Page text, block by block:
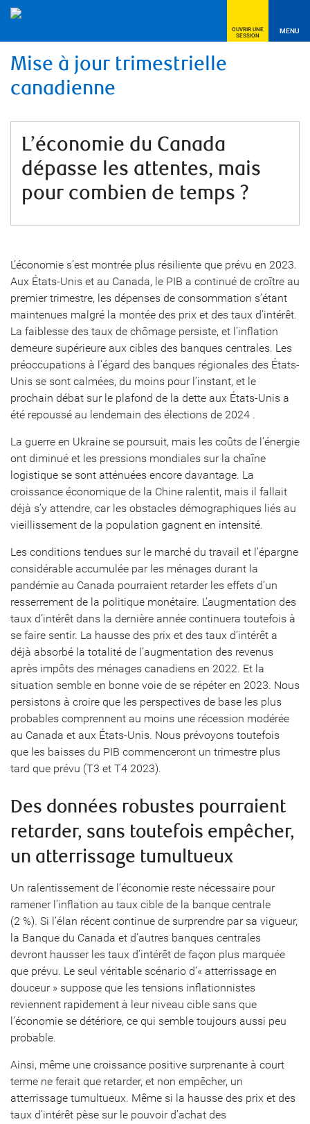
OUVRIR UNE
SESSION
MENU
Mise à jour trimestrielle
canadienne
L’économie du Canada
dépasse les attentes, mais
pour combien de temps ?
L’économie s’est montrée plus résiliente que prévu en 2023.
Aux États-Unis et au Canada, le PIB a continué de croître au
premier trimestre, les dépenses de consommation s’étant
maintenues malgré la montée des prix et des taux d’intérêt.
La faiblesse des taux de chômage persiste, et l’inflation
demeure supérieure aux cibles des banques centrales. Les
préoccupations à l’égard des banques régionales des États-
Unis se sont calmées, du moins pour l’instant, et le
prochain débat sur le plafond de la dette aux États-Unis a
été repoussé au lendemain des élections de 2024 .
La guerre en Ukraine se poursuit, mais les coûts de l’énergie
ont diminué et les pressions mondiales sur la chaîne
logistique se sont atténuées encore davantage. La
croissance économique de la Chine ralentit, mais il fallait
déjà s’y attendre, car les obstacles démographiques liés au
vieillissement de la population gagnent en intensité.
Les conditions tendues sur le marché du travail et l’épargne
considérable accumulée par les ménages durant la
pandémie au Canada pourraient retarder les effets d’un
resserrement de la politique monétaire. L’augmentation des
taux d’intérêt dans la dernière année continuera toutefois à
se faire sentir. La hausse des prix et des taux d’intérêt a
déjà absorbé la totalité de l’augmentation des revenus
après impôts des ménages canadiens en 2022. Et la
situation semble en bonne voie de se répéter en 2023. Nous
persistons à croire que les perspectives de base les plus
probables comprennent au moins une récession modérée
au Canada et aux États-Unis. Nous prévoyons toutefois
que les baisses du PIB commenceront un trimestre plus
tard que prévu (T3 et T4 2023).
Des données robustes pourraient
retarder, sans toutefois empêcher,
un atterrissage tumultueux
Un ralentissement de l’économie reste nécessaire pour
ramener l’inflation au taux cible de la banque centrale
(2 %). Si l’élan récent continue de surprendre par sa vigueur,
la Banque du Canada et d’autres banques centrales
devront hausser les taux d’intérêt de façon plus marquée
que prévu. Le seul véritable scénario d’« atterrissage en
douceur » suppose que les tensions inflationnistes
reviennent rapidement à leur niveau cible sans que
l’économie se détériore, ce qui semble toujours aussi peu
probable.
Ainsi, même une croissance positive surprenante à court
terme ne ferait que retarder, et non empêcher, un
atterrissage tumultueux. Même si la hausse des prix et des
taux d’intérêt pèse sur le pouvoir d’achat des